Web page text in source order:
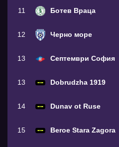
11 Ботев Враца
12 Черно море
13 Септември София
13 Dobrudzha 1919
14 Dunav ot Ruse
15 Beroe Stara Zagora